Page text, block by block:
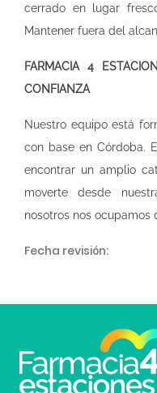
cerrado en lugar
Mantener fuera del
FARMACIA 4
CONFIANZA
Nuestro equipo está
con base en Córdoba.
encontrar un amplio
moverte desde
nosotros nos ocupamos
Fecha revisión: